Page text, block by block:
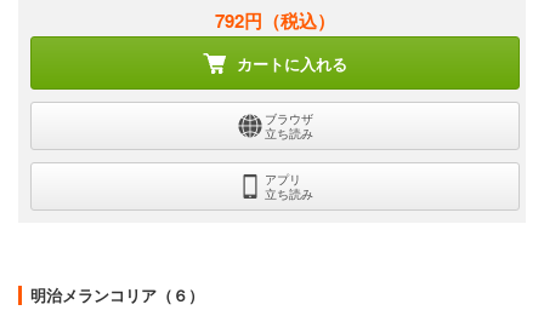
792円 （税込）
カートに入れる
ブラウザ
立ち読み
アプリ
立ち読み
明治メランコリア（６）